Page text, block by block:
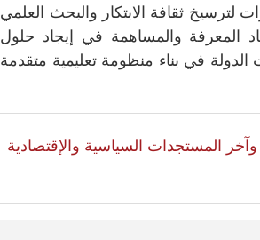
لترسيخ ثقافة الابتكار والبحث العلمي
المعرفة والمساهمة في إيجاد حلول
الدولة في بناء منظومة تعليمية متقدمة
وآخر المستجدات السياسية والإقتصادية